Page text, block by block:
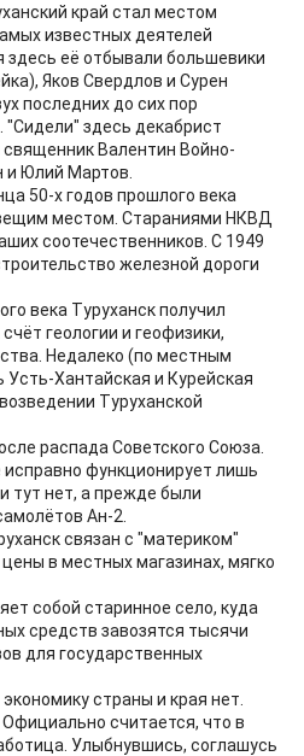
край стал местом
известных деятелей
её отбывали большевики
Яков Свердлов и Сурен
последних до сих пор
"Сидели" здесь декабрист
священник Валентин Войно-
и Юлий Мартов.
50-х годов прошлого века
местом. Стараниями НКВД
соотечественников. С 1949
железной дороги
века Туруханск получил
геологии и геофизики,
Недалеко (по местным
Хантайская и Курейская
Туруханской
распада Советского Союза.
функционирует лишь
тут нет, а прежде были
Ан-2.
связан с "материком"
в местных магазинах, мягко
собой старинное село, куда
средств завозятся тысячи
для государственных
страны и края нет.
считается, что в
Улыбнувшись, соглашусь